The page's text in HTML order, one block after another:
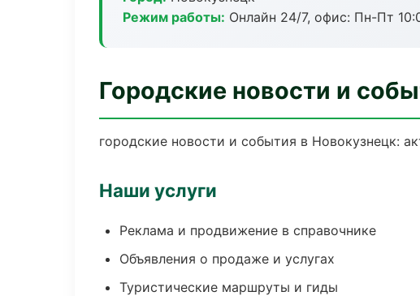
Режим работы: Онлайн 24/7, офис: Пн-Пт
Городские новости и
городские новости и события в Новокузнецк:
Наши услуги
Реклама и продвижение в справочнике
Объявления о продаже и услугах
Туристические маршруты и гиды